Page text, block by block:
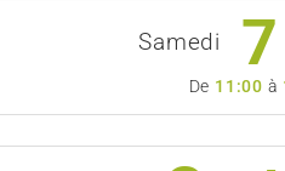
Samedi 7
De 11:00 à